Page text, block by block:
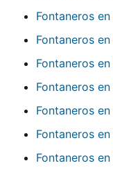
Fontaneros en
Fontaneros en
Fontaneros en
Fontaneros en
Fontaneros en
Fontaneros en
Fontaneros en